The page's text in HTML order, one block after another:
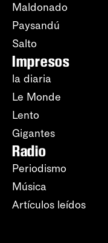
Maldonado
Paysandú
Salto
Impresos
la diaria
Le Monde
Lento
Gigantes
Radio
Periodismo
Música
Artículos leídos